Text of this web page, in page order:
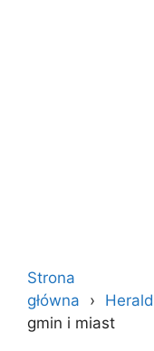
Strona
główna
gmin i miast